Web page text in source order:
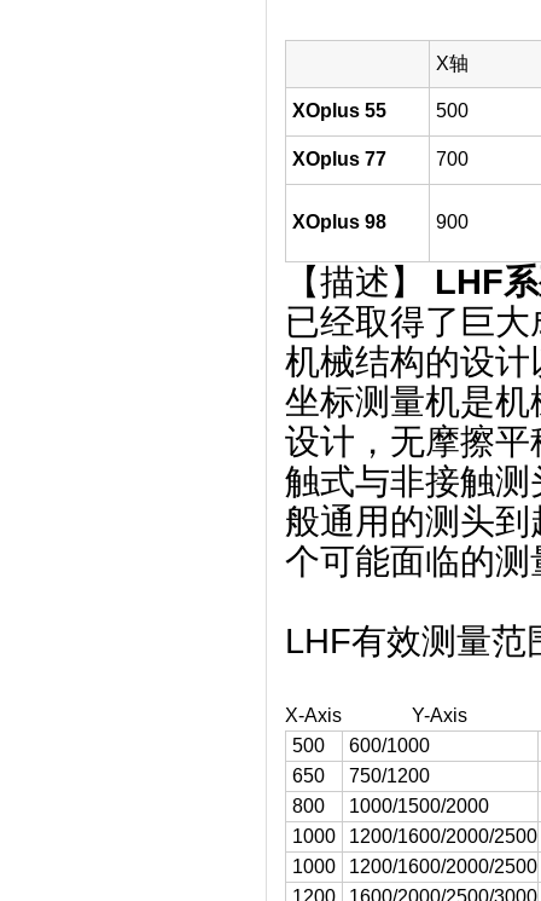
X轴
XOplus 55 500
XOplus 77 700
XOplus 98 900
【描述】 LHF
已经取得了巨
机械结构的设
坐标测量机是
设计，无摩擦
触式与非接触
般通用的测头
个可能面临的
LHF有效测量范
X-Axis
Y-Axis
500
600/1000
650
750/1200
800
1000/1500/2000
1000
1200/1600/2000/2500
1000
1200/1600/2000/2500
1200
1600/2000/2500/3000